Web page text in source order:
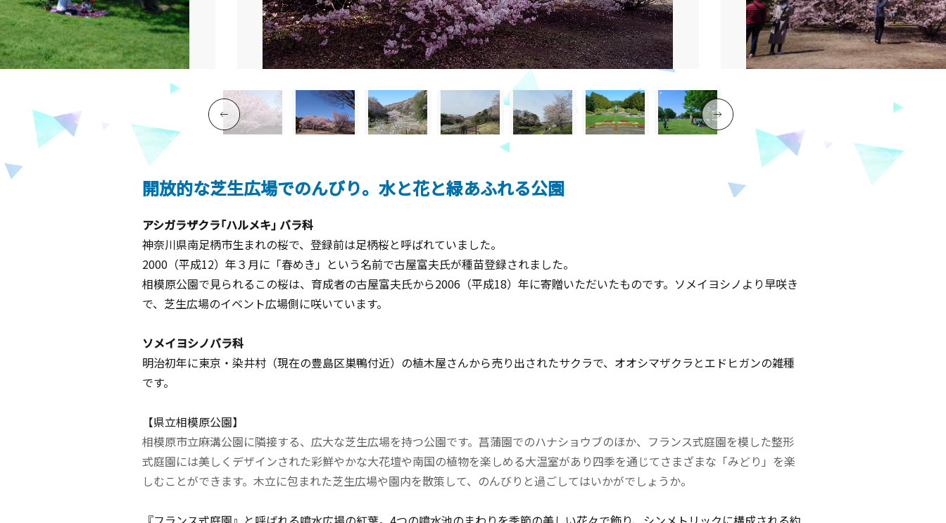
開放的な芝生広場でのんびり。水と花と緑あふれる公園
アシガラザクラ｢ハルメキ｣ バラ科
神奈川県南足柄市生まれの桜で、登録前は足柄桜と呼ばれていました。
2000（平成12）年３月に「春めき」という名前で古屋富夫氏が種苗登録されました。
相模原公園で見られるこの桜は、育成者の古屋富夫氏から2006（平成18）年に寄贈いただいたものです。ソメイヨシノより早咲き
で、芝生広場のイベント広場側に咲いています。
ソメイヨシノバラ科
明治初年に東京・染井村（現在の豊島区巣鴨付近）の植木屋さんから売り出されたサクラで、オオシマザクラとエドヒガンの雑種
です。
【県立相模原公園】
相模原市立麻溝公園に隣接する、広大な芝生広場を持つ公園です。菖蒲園でのハナショウブのほか、フランス式庭園を模した整形
式庭園には美しくデザインされた彩鮮やかな大花壇や南国の植物を楽しめる大温室があり四季を通じてさまざまな「みどり」を楽
しむことができます。木立に包まれた芝生広場や園内を散策して、のんびりと過ごしてはいかがでしょうか。